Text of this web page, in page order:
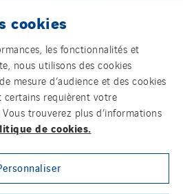
cookies
les fonctionnalités et
nous utilisons des cookies
mesure d’audience et des cookies
certains requièrent votre
trouverez plus d’informations
de cookies.